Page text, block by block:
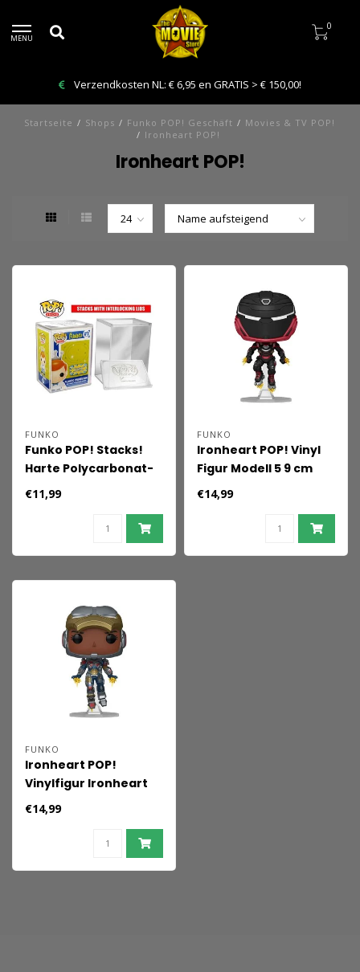
MENU
0
Verzendkosten NL: € 6,95 en GRATIS > € 150,00!
Startseite / Shops / Funko POP! Geschäft / Movies & TV POP!
/ Ironheart POP!
Ironheart POP!
FUNKO
Funko POP! Stacks!
Harte Polycarbonat-
Schutzhülle
€11,99
FUNKO
Ironheart POP! Vinyl
Figur Modell 5 9 cm
€14,99
FUNKO
Ironheart POP!
Vinylfigur Ironheart
Armor Model 4 9 cm
€14,99